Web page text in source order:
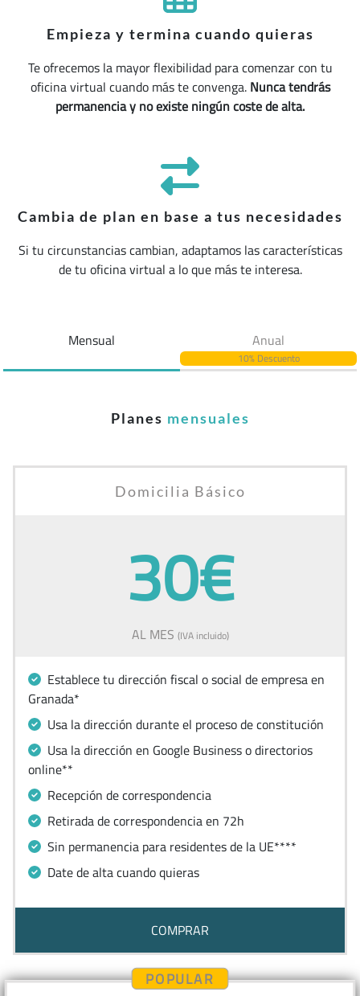
Empieza y termina cuando quieras
Te ofrecemos la mayor flexibilidad para comenzar con tu
oficina virtual cuando más te convenga.Nunca tendrás
permanencia y no existe ningún coste de alta.
Cambia de plan en base a tus necesidades
Si tu circunstancias cambian, adaptamos las características
de tu oficina virtual a lo que más te interesa.
Mensual Anual
10% Descuento
Planes mensuales
Domicilia Básico
30€
AL MES (IVA incluido)
Establece tu dirección fiscal o social de empresa en
Granada*
Usa la dirección durante el proceso de constitución
Usa la dirección en Google Business o directorios
online**
Recepción de correspondencia
Retirada de correspondencia en 72h
Sin permanencia para residentes de la UE****
Date de alta cuando quieras
COMPRAR
POPULAR